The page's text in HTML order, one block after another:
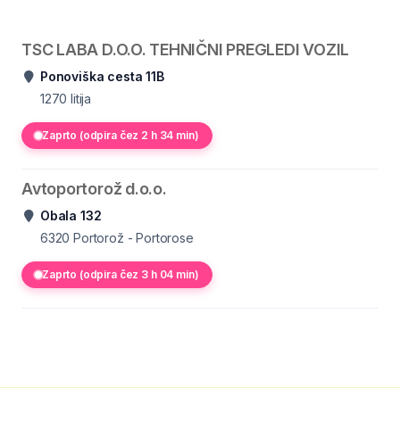
TSC LABA D.O.O. TEHNIČNI PREGLEDI VOZIL
Ponoviška cesta 11B
1270 litija
Zaprto (odpira čez 2 h 34 min)
Avtoportorož d.o.o.
Obala 132
6320 Portorož - Portorose
Zaprto (odpira čez 3 h 04 min)